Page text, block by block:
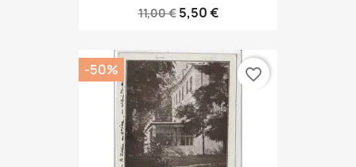
11,00 € 5,50 €
-50% favorite_border